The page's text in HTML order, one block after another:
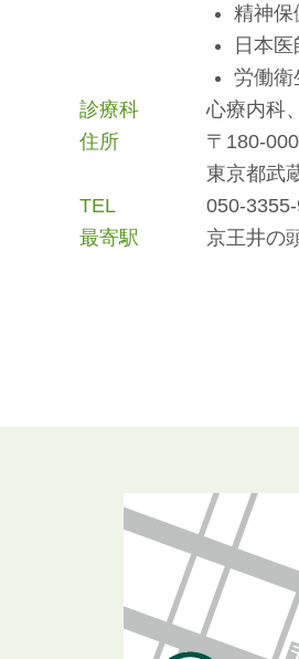
精神保
日本
労働衛
診療科
心療内科
住所
〒180-
東京都武
TEL
050-
最寄駅
京王井の